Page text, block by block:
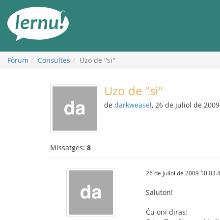
contingut
Fòrum Consultes Uzo de "si"
Uzo de "si"
de darkweasel, 26 de juliol de 2009
Missatges: 8
26 de juliol de 2009
Saluton!
Ĉu oni diras: